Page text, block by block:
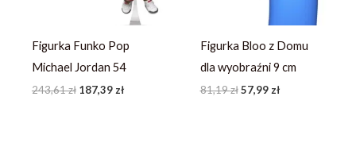
Figurka Funko Pop
Michael Jordan 54
243,61zł 187,39zł
Figurka Bloo z Domu
dla wyobraźni 9 cm
81,19zł 57,99zł